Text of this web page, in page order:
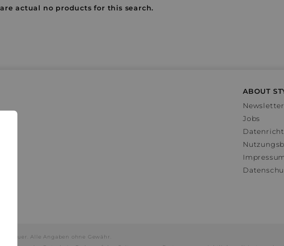
actual no products for this search.
ABOUT
Newsletter
Jobs
Alle Angaben ohne Gewähr.